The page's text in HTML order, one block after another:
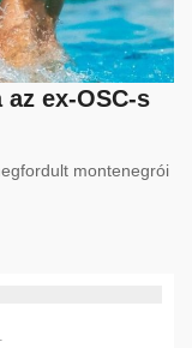
ex-OSC-s
montenegrói